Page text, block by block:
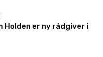
Holden er ny rådgiver i